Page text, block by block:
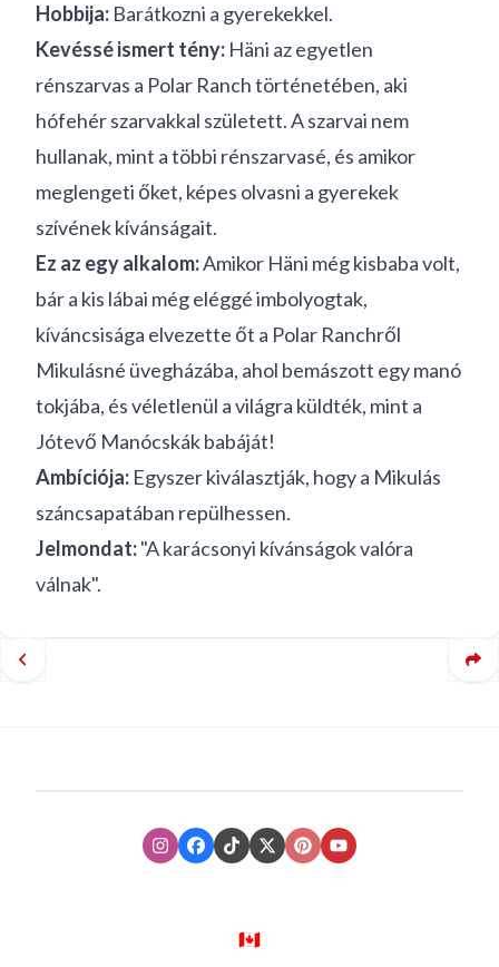
Hobbija: Barátkozni a gyerekekkel.
Kevéssé ismert tény: Häni az egyetlen
rénszarvas a Polar Ranch történetében, aki
hófehér szarvakkal született. A szarvai nem
hullanak, mint a többi rénszarvasé, és amikor
meglengeti őket, képes olvasni a gyerekek
szívének kívánságait.
Ez az egy alkalom:Amikor Häni még kisbaba volt,
bár a kis lábai még eléggé imbolyogtak,
kíváncsisága elvezette őt a Polar Ranchről
Mikulásné üvegházába, ahol bemászott egy manó
tokjába, és véletlenül a világra küldték, mint a
Jótevő Manócskák babáját!
Ambíciója: Egyszer kiválasztják, hogy a Mikulás
száncsapatában repülhessen.
Jelmondat:"A karácsonyi kívánságok valóra
válnak".
InstagramFacebook
TikTokXTwitter
PinterestYoutube
🇨🇦